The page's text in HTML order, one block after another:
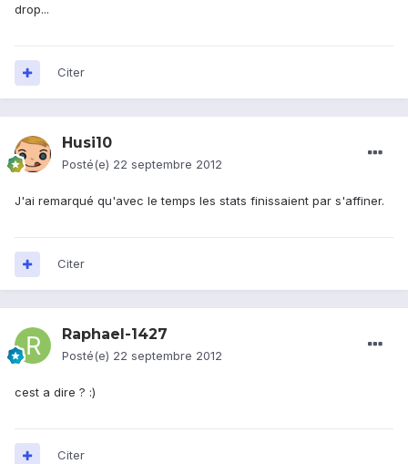
drop...
Citer
Husi10
Posté(e) 22 septembre 2012
J'ai remarqué qu'avec le temps les stats finissaient par s'affiner.
Citer
Raphael-1427
Posté(e) 22 septembre 2012
cest a dire ? :)
Citer